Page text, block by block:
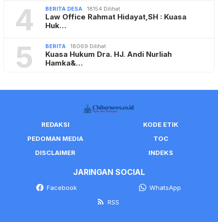
4 BERITA DESA 18154 Dilihat
Law Office Rahmat Hidayat,SH : Kuasa
Huk…
5 BERITA 18069 Dilihat
Kuasa Hukum Dra. HJ. Andi Nurliah
Hamka&…
REDAKSI
KODE ETIK
PEDOMAN MEDIA
TOC
DISCLAIMER
INDEKS
JARINGAN SOCIAL
Facebook
WhatsApp
RSS